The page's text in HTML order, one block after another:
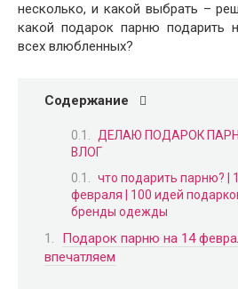
несколько, и какой выбрать –
какой подарок парню подарить
всех влюбленных?
Содержание
ДЕЛАЮ ПОДАРОК
ВЛОГ
что подарить парню? |
февраля | 100 идей
бренды одежды
Подарок парню на 14
впечатляем